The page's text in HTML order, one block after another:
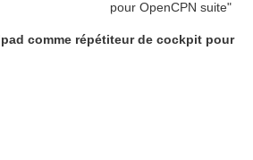
comme répétiteur de cockpit pour